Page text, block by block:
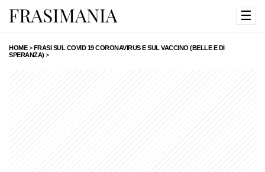
☰
HOME>FRASI SUL COVID 19 CORONAVIRUS E SUL VACCINO (BELLE E DI
SPERANZA) >